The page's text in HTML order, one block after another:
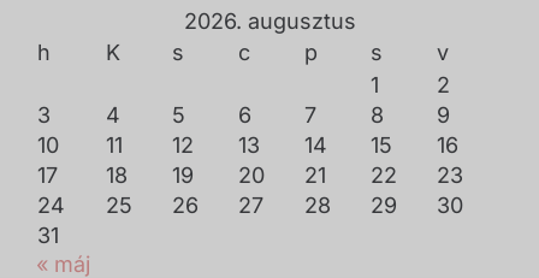
2026. augusztus
h
K s c p s
v
1
2
3
4 5 6 7 8
9
10
11 12 13 14 15
16
17
18 19 20 21 22
23
24
25 26 27 28 29
30
31
« máj